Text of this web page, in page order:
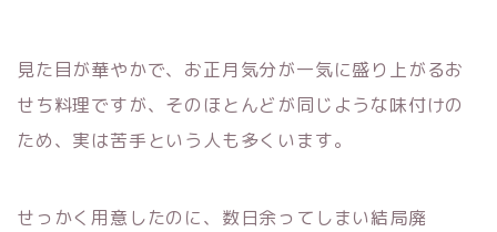
見た目が華やかで、お正月気分が一気に盛り上がるお
せち料理ですが、そのほとんどが同じような味付けの
ため、実は苦手という人も多くいます。
せっかく用意したのに、数日余ってしまい結局廃